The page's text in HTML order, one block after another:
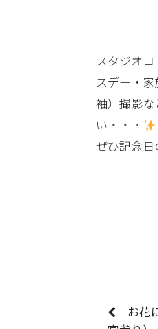
スタジオ
スデー・
袖）撮影
い・・・
ぜひ記念
お花